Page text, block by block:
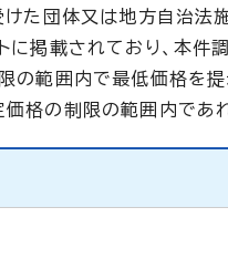
た団体又は地方自治
に掲載されており、本
の範囲内で最低価格を
格の制限の範囲内であれ